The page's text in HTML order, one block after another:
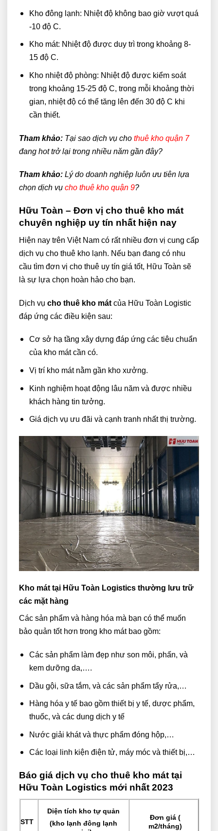
Kho đông lạnh: Nhiệt độ không bao giờ vượt quá
-10 độ C.
Kho mát: Nhiệt độ được duy trì trong khoảng 8-
15 độ C.
Kho nhiệt độ phòng: Nhiệt độ được kiểm soát
trong khoảng 15-25 độ C, trong mỗi khoảng thời
gian, nhiệt độ có thể tăng lên đến 30 độ C khi
cần thiết.
Tham khảo: Tại sao dịch vụ cho thuê kho quận 7
đang hot trở lại trong nhiều năm gần đây?
Tham khảo: Lý do doanh nghiệp luôn ưu tiên lựa
chọn dịch vụ cho thuê kho quận 9?
Hữu Toàn – Đơn vị cho thuê kho mát
chuyên nghiệp uy tín nhất hiện nay
Hiện nay trên Việt Nam có rất nhiều đơn vị cung cấp
dịch vụ cho thuê kho lạnh. Nếu bạn đang có nhu
cầu tìm đơn vị cho thuê uy tín giá tốt, Hữu Toàn sẽ
là sự lựa chọn hoàn hảo cho bạn.
Dịch vụ cho thuê kho mát của Hữu Toàn Logistic
đáp ứng các điều kiện sau:
Cơ sở hạ tầng xây dựng đáp ứng các tiêu chuẩn
của kho mát cần có.
Vị trí kho mát nằm gần kho xưởng.
Kinh nghiệm hoạt động lâu năm và được nhiều
khách hàng tin tưởng.
Giá dịch vụ ưu đãi và cạnh tranh nhất thị trường.
Kho mát tại Hữu Toàn Logistics thường lưu trữ
các mặt hàng
Các sản phẩm và hàng hóa mà bạn có thể muốn
bảo quản tốt hơn trong kho mát bao gồm:
Các sản phẩm làm đẹp như son môi, phấn, và
kem dưỡng da,….
Dầu gội, sữa tắm, và các sản phẩm tẩy rửa,…
Hàng hóa y tế bao gồm thiết bị y tế, dược phẩm,
thuốc, và các dung dịch y tế
Nước giải khát và thực phẩm đóng hộp,…
Các loại linh kiện điện tử, máy móc và thiết bị,…
Báo giá dịch vụ cho thuê kho mát tại
Hữu Toàn Logistics mới nhất 2023
STT
Diện tích kho tự quản
(kho lạnh đông lạnh
Đơn giá (
m2/tháng)